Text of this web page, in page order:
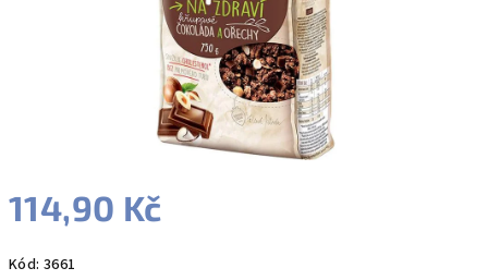
114,90 Kč
cena:
Kód: 3661